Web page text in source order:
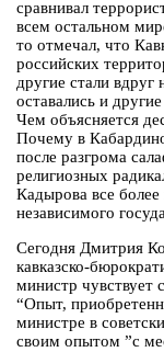
сравнивал
всем остальном
то отмечал, что
российских
другие стали
оставались и
Чем объясняется
Почему в
после разгрома
религиозных
Кадырова все
независимого
Сегодня Дмитрия
кавказско-
министр чувствует
“Опыт,
министре в
своим опытом ”с